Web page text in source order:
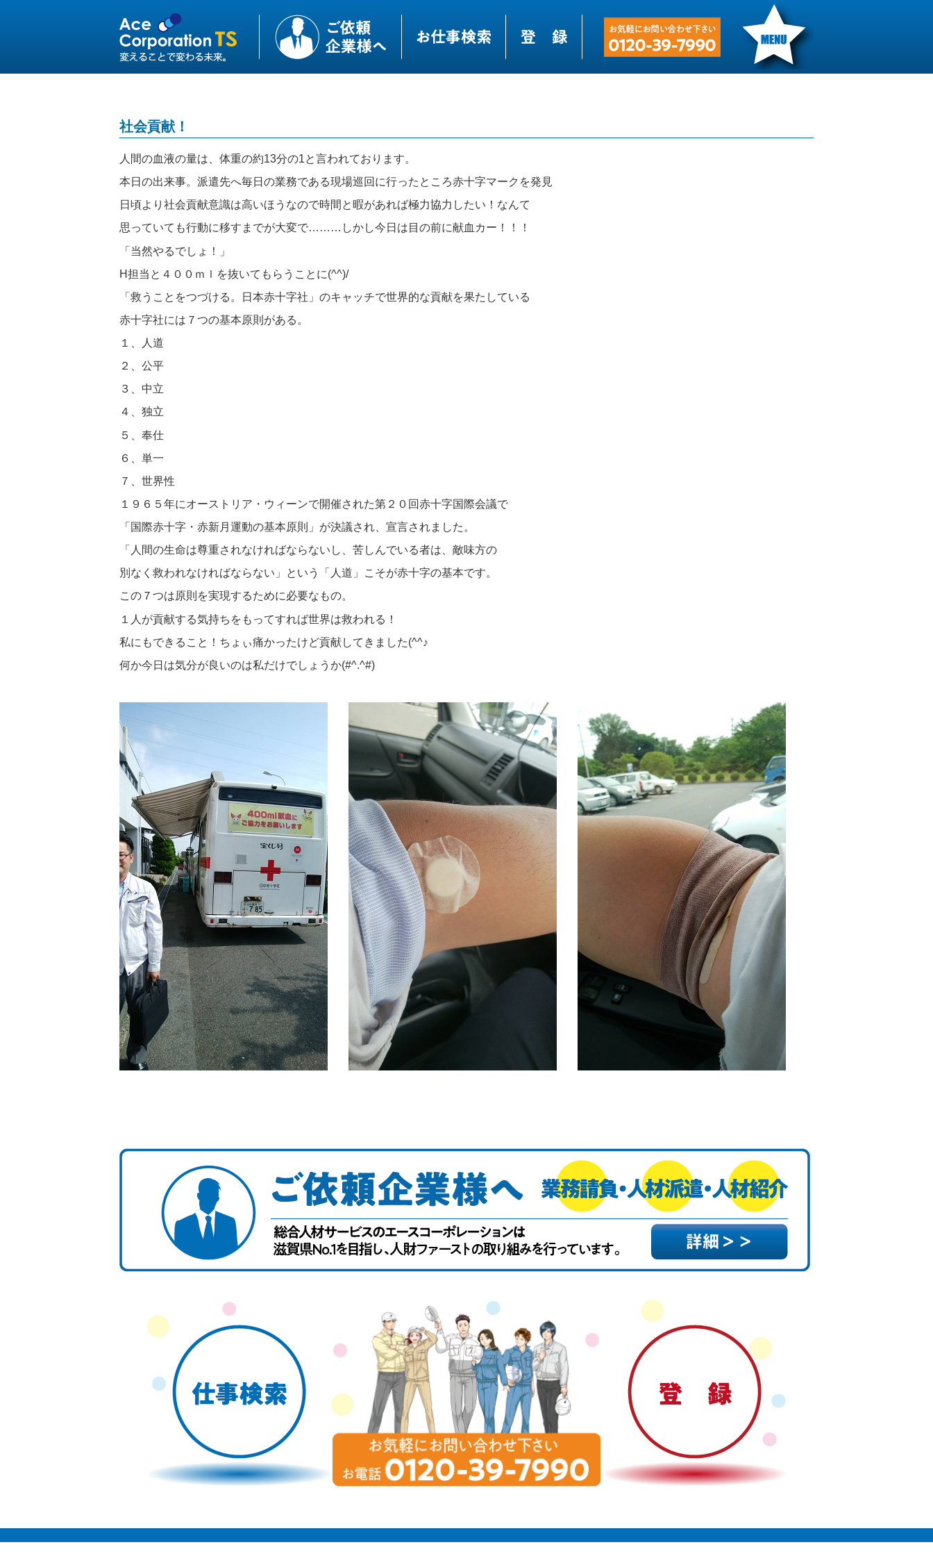
社会貢献！
人間の血液の量は、体重の約13分の1と言われております。
本日の出来事。派遣先へ毎日の業務である現場巡回に行ったところ赤十字マークを発見
日頃より社会貢献意識は高いほうなので時間と暇があれば極力協力したい！なんて
思っていても行動に移すまでが大変で………しかし今日は目の前に献血カー！！！
「当然やるでしょ！」
H担当と４００ｍｌを抜いてもらうことに(^^)/
「救うことをつづける。日本赤十字社」のキャッチで世界的な貢献を果たしている
赤十字社には７つの基本原則がある。
１、人道
２、公平
３、中立
４、独立
５、奉仕
６、単一
７、世界性
１９６５年にオーストリア・ウィーンで開催された第２０回赤十字国際会議で
「国際赤十字・赤新月運動の基本原則」が決議され、宣言されました。
「人間の生命は尊重されなければならないし、苦しんでいる者は、敵味方の
別なく救われなければならない」という「人道」こそが赤十字の基本です。
この７つは原則を実現するために必要なもの。
１人が貢献する気持ちをもってすれば世界は救われる！
私にもできること！ちょぃ痛かったけど貢献してきました(^^♪
何か今日は気分が良いのは私だけでしょうか(#^.^#)